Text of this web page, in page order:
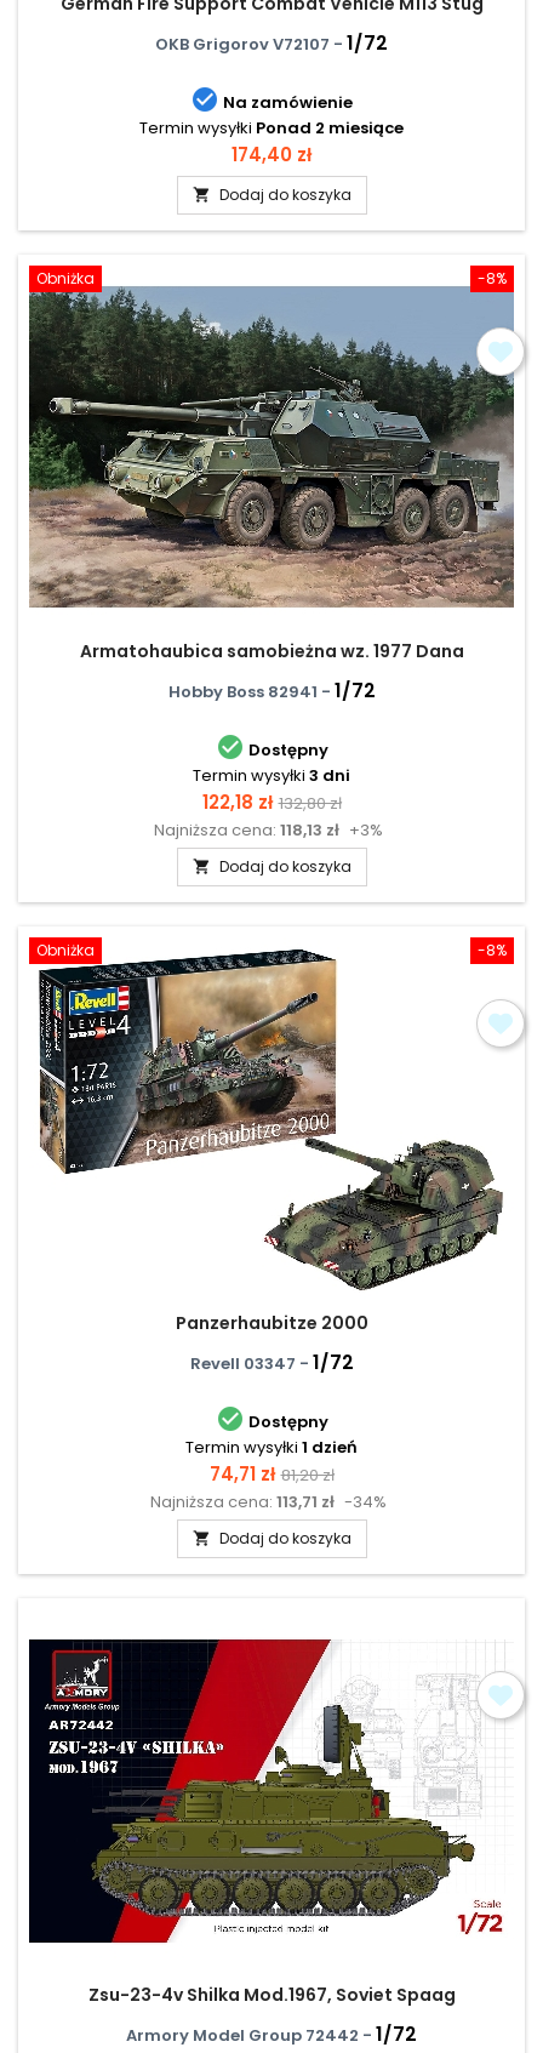
OKB Grigorov V72107 - 1/72
 Na zamówienie
Termin wysyłki Ponad 2 miesiące
Cena
174,40 zł
 Dodaj do koszyka
-8%
Obniżka
Armatohaubica samobieżna wz. 1977 Dana
Hobby Boss 82941 - 1/72
 Dostępny
Termin wysyłki 3 dni
Cena
122,18 zł Cena
podstawowa
132,80 zł
Najniższa cena: 118,13 zł +3%
 Dodaj do koszyka
-8%
Obniżka
Panzerhaubitze 2000
Revell 03347 - 1/72
 Dostępny
Termin wysyłki 1 dzień
Cena
74,71 zł Cena
podstawowa
81,20 zł
Najniższa cena: 113,71 zł -34%
 Dodaj do koszyka
Zsu-23-4v Shilka Mod.1967, Soviet Spaag
Armory Model Group 72442 - 1/72